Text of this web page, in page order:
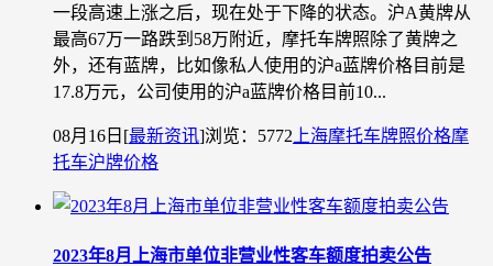
一段高速上涨之后，现在处于下降的状态。沪A黄牌从
最高67万一路跌到58万附近，摩托车牌照除了黄牌之
外，还有蓝牌，比如像私人使用的沪a蓝牌价格目前是
17.8万元，公司使用的沪a蓝牌价格目前10...
08月16日 [最新资讯]浏览：5772 上海摩托车牌照价格摩
托车沪牌价格
2023年8月上海市单位非营业性客车额度拍卖公告